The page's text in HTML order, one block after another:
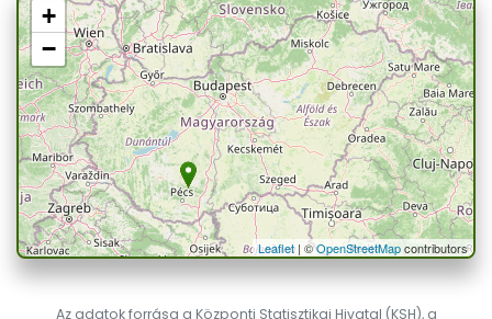
+
−
Leaflet| ©OpenStreetMapcontributors
Az adatok forrása a Központi Statisztikai Hivatal (KSH), a